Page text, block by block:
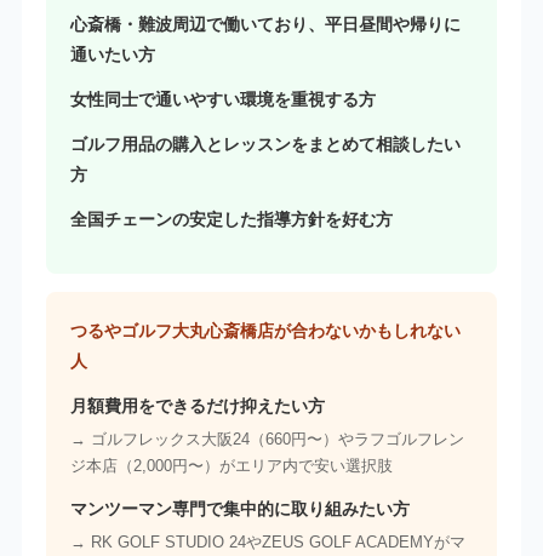
心斎橋・難波周辺で働いており、平日昼間や帰りに
通いたい方
女性同士で通いやすい環境を重視する方
ゴルフ用品の購入とレッスンをまとめて相談したい
方
全国チェーンの安定した指導方針を好む方
つるやゴルフ大丸心斎橋店が合わないかもしれない
人
月額費用をできるだけ抑えたい方
→ ゴルフレックス大阪24（660円〜）やラフゴルフレン
ジ本店（2,000円〜）がエリア内で安い選択肢
マンツーマン専門で集中的に取り組みたい方
→ RK GOLF STUDIO 24やZEUS GOLF ACADEMYがマ